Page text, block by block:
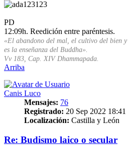
PD
12:09h. Reedición entre paréntesis.
«El abandono del mal, el cultivo del bien
es la enseñanza del Buddha».
Vv 183, Cap. XIV Dhammapada.
Arriba
Canis Luco
Mensajes: 76
Registrado: 20 Sep 2022 18:41
Localización: Castilla y León
Re: Budismo laico o secular